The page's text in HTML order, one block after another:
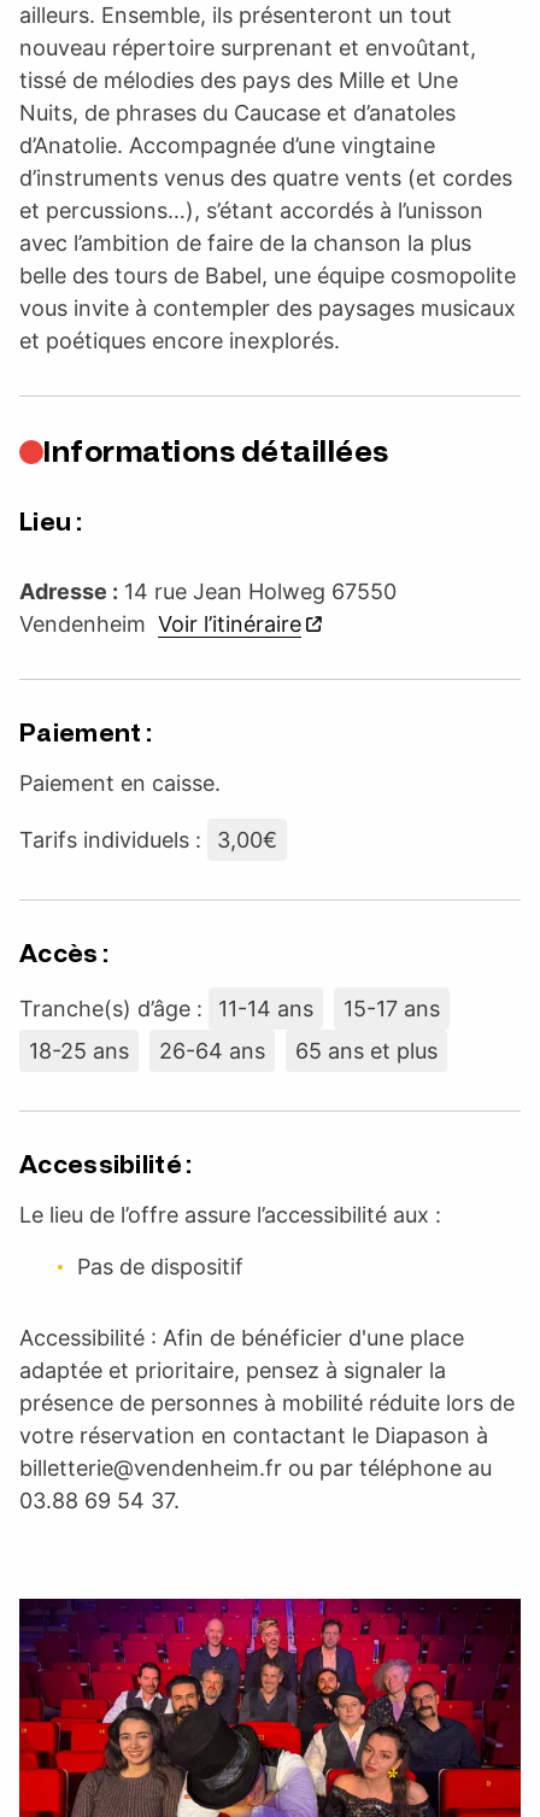
ailleurs. Ensemble, ils présenteront un tout
nouveau répertoire surprenant et envoûtant,
tissé de mélodies des pays des Mille et Une
Nuits, de phrases du Caucase et d’anatoles
d’Anatolie. Accompagnée d’une vingtaine
d’instruments venus des quatre vents (et cordes
et percussions…), s’étant accordés à l’unisson
avec l’ambition de faire de la chanson la plus
belle des tours de Babel, une équipe cosmopolite
vous invite à contempler des paysages musicaux
et poétiques encore inexplorés.
Informations détaillées
Lieu :
Adresse : 14 rue Jean Holweg 67550
Vendenheim Voir l’itinéraire
Paiement :
Paiement en caisse.
Tarifs individuels : 3,00€
Accès :
Tranche(s) d’âge : 11-14 ans
15-17 ans
18-25 ans
26-64 ans 65 ans et plus
Accessibilité :
Le lieu de l’offre assure l’accessibilité aux :
Pas de dispositif
Accessibilité : Afin de bénéficier d'une place
adaptée et prioritaire, pensez à signaler la
présence de personnes à mobilité réduite lors de
votre réservation en contactant le Diapason à
billetterie@vendenheim.fr ou par téléphone au
03.88 69 54 37.